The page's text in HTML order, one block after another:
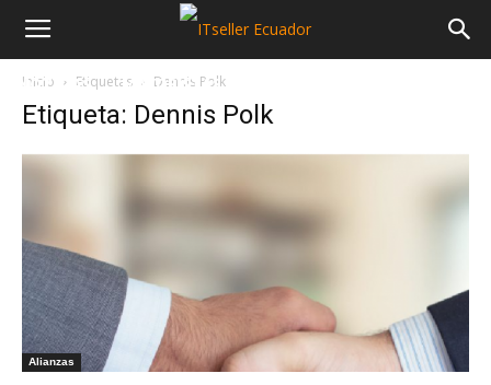
NOTICIAS MAYORISTAS
Inicio Etiquetas Dennis Polk
Etiqueta: Dennis Polk
Alianzas